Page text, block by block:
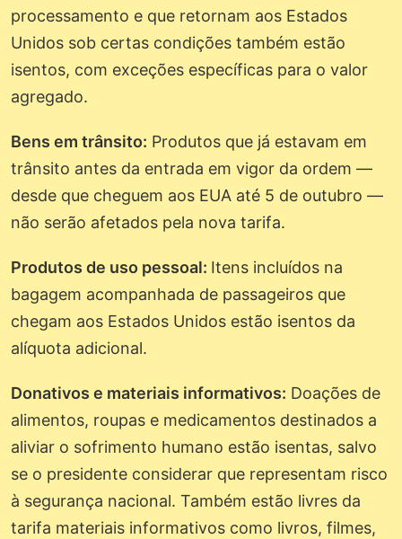
processamento e que retornam aos Estados
Unidos sob certas condições também estão
isentos, com exceções específicas para o valor
agregado.
Bens em trânsito: Produtos que já estavam em
trânsito antes da entrada em vigor da ordem —
desde que cheguem aos EUA até 5 de outubro —
não serão afetados pela nova tarifa.
Produtos de uso pessoal: Itens incluídos na
bagagem acompanhada de passageiros que
chegam aos Estados Unidos estão isentos da
alíquota adicional.
Donativos e materiais informativos: Doações de
alimentos, roupas e medicamentos destinados a
aliviar o sofrimento humano estão isentas, salvo
se o presidente considerar que representam risco
à segurança nacional. Também estão livres da
tarifa materiais informativos como livros, filmes,